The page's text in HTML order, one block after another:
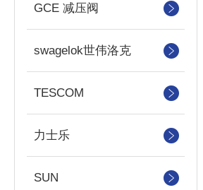
GCE 减压阀
swagelok世伟洛克
TESCOM
力士乐
SUN